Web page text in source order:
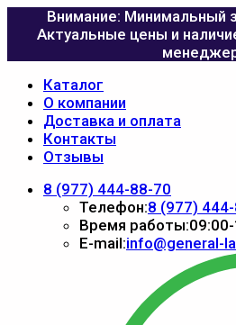
Внимание: Минимальный
Актуальные цены и
Каталог
О компании
Доставка и оплата
Контакты
Отзывы
8 (977) 444-88-70
Телефон:8 (977)
Время работы:
E-mail:info@general-